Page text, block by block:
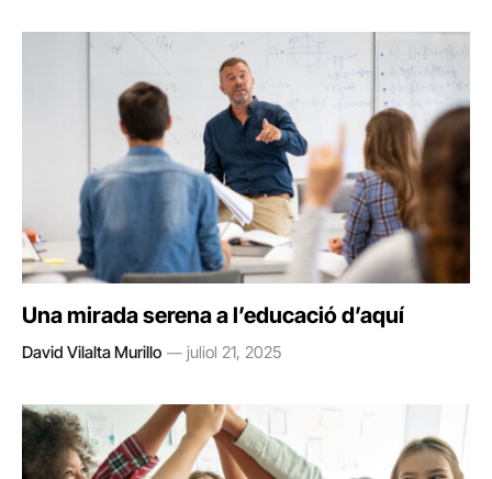
Una mirada serena a l’educació d’aquí
David Vilalta Murillo juliol 21, 2025